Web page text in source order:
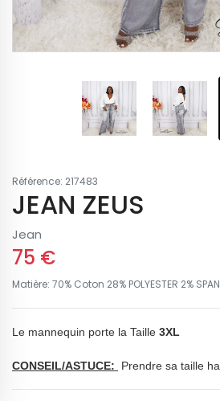
Référence: 217483
JEAN ZEUS
Jean
75 €
Matière: 70% Coton 28% POLYESTER 2%
Le mannequin porte la Taille 3XL
CONSEIL/ASTUCE: Prendre sa taille